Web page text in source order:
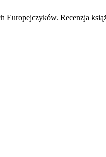
Europejczyków. Recenzja